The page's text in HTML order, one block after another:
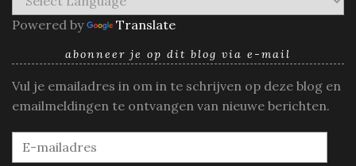
Powered by Translate
abonneer je op dit blog via e-mail
Vul je emailadres in om in te schrijven op deze blog en
emailmeldingen te ontvangen van nieuwe berichten.
E-
mailadres